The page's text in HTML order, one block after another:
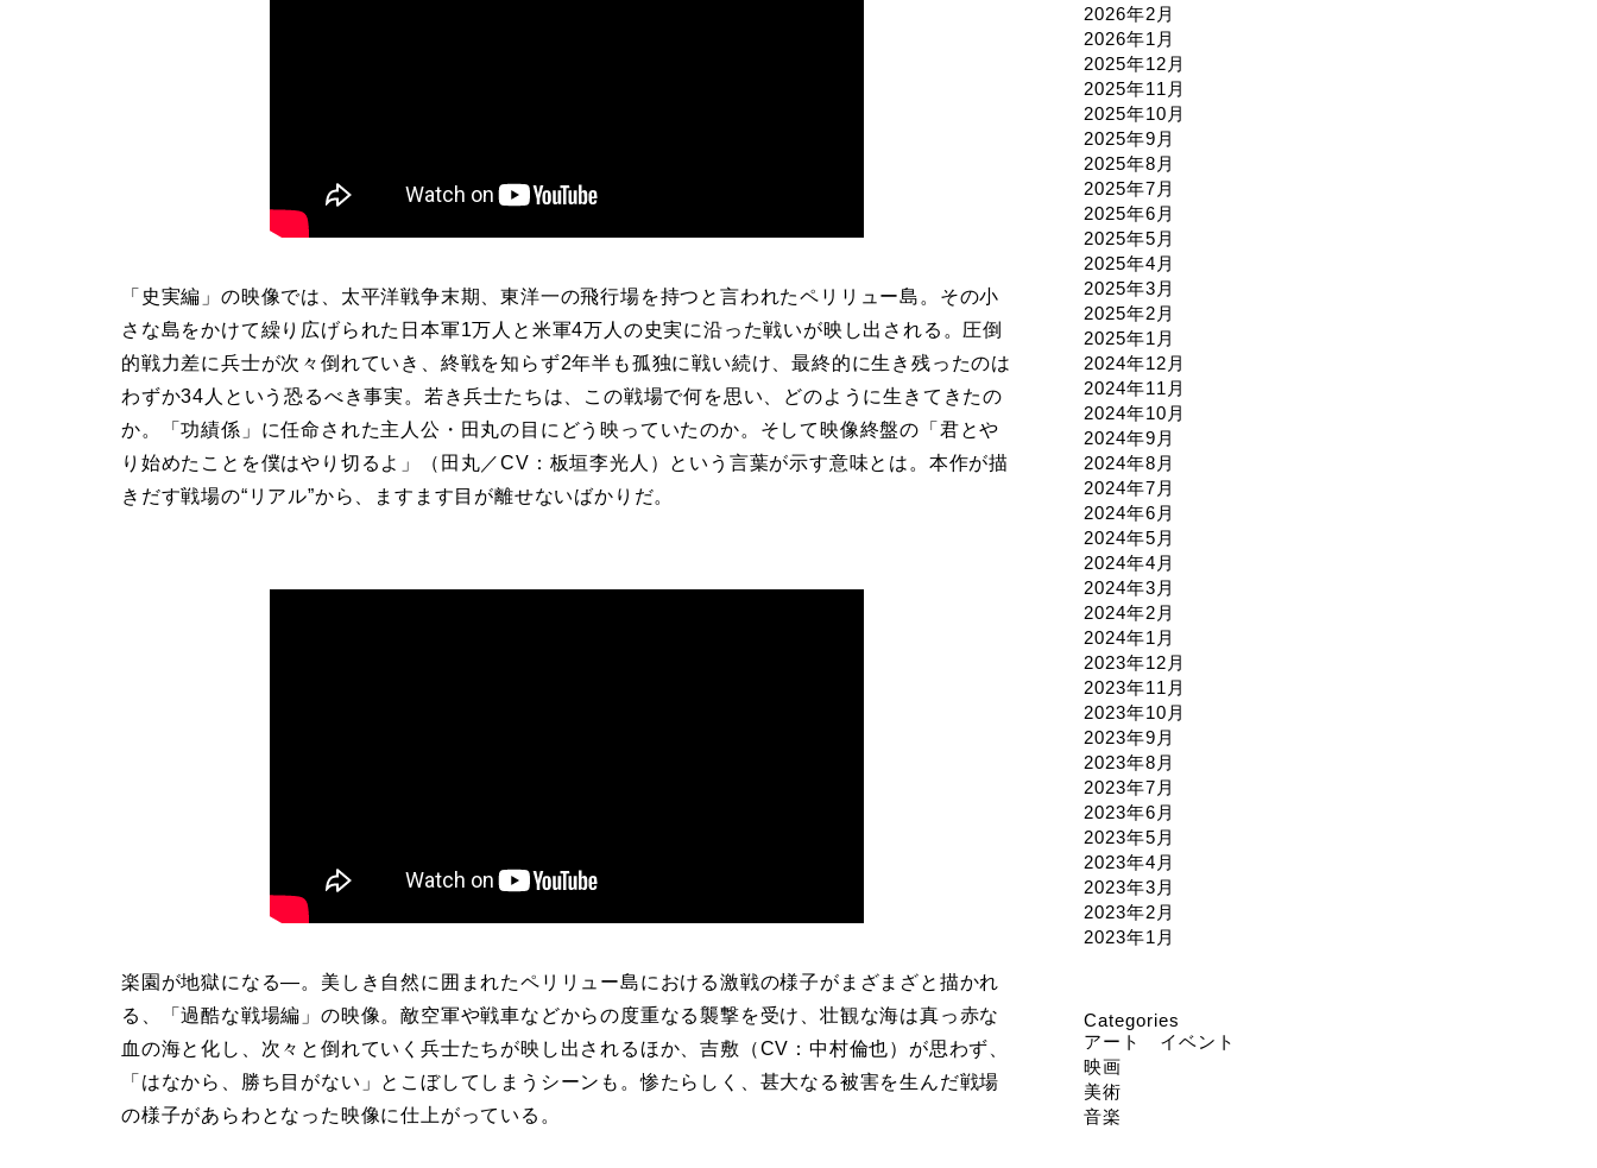
「史実編」の映像では、太平洋戦争末期、東洋一の飛行場を持つと言われたペリリュー島。その小
さな島をかけて繰り広げられた日本軍1万人と米軍4万人の史実に沿った戦いが映し出される。圧倒
的戦力差に兵士が次々倒れていき、終戦を知らず2年半も孤独に戦い続け、最終的に生き残ったのは
わずか34人という恐るべき事実。若き兵士たちは、この戦場で何を思い、どのように生きてきたの
か。「功績係」に任命された主人公・田丸の目にどう映っていたのか。そして映像終盤の「君とや
り始めたことを僕はやり切るよ」（田丸／CV：板垣李光人）という言葉が示す意味とは。本作が描
きだす戦場の“リアル”から、ますます目が離せないばかりだ。
楽園が地獄になる—。美しき自然に囲まれたペリリュー島における激戦の様子がまざまざと描かれ
る、「過酷な戦場編」の映像。敵空軍や戦車などからの度重なる襲撃を受け、壮観な海は真っ赤な
血の海と化し、次々と倒れていく兵士たちが映し出されるほか、吉敷（CV：中村倫也）が思わず、
「はなから、勝ち目がない」とこぼしてしまうシーンも。惨たらしく、甚大なる被害を生んだ戦場
の様子があらわとなった映像に仕上がっている。
2026年2月
2026年1月
2025年12月
2025年11月
2025年10月
2025年9月
2025年8月
2025年7月
2025年6月
2025年5月
2025年4月
2025年3月
2025年2月
2025年1月
2024年12月
2024年11月
2024年10月
2024年9月
2024年8月
2024年7月
2024年6月
2024年5月
2024年4月
2024年3月
2024年2月
2024年1月
2023年12月
2023年11月
2023年10月
2023年9月
2023年8月
2023年7月
2023年6月
2023年5月
2023年4月
2023年3月
2023年2月
2023年1月
Categories
アート イベント
映画
美術
音楽